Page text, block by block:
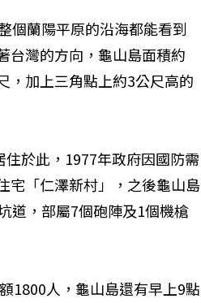
個蘭陽平原的沿海都能看到
台灣的方向，龜山島面積約
，加上三角點上約3公尺高的
於此，1977年政府因國防需
宅「仁澤新村」，之後龜山島
道，部屬7個砲陣及1個機槍
1800人，龜山島還有早上9點